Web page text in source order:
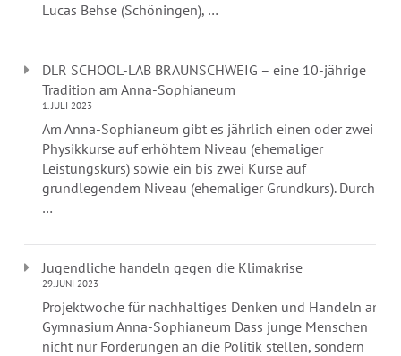
Lucas Behse (Schöningen), …
DLR SCHOOL-LAB BRAUNSCHWEIG – eine 10-jährige
Tradition am Anna-Sophianeum
1. JULI 2023
Am Anna-Sophianeum gibt es jährlich einen oder zwei
Physikkurse auf erhöhtem Niveau (ehemaliger
Leistungskurs) sowie ein bis zwei Kurse auf
grundlegendem Niveau (ehemaliger Grundkurs). Durch
…
Jugendliche handeln gegen die Klimakrise
29. JUNI 2023
Projektwoche für nachhaltiges Denken und Handeln am
Gymnasium Anna-Sophianeum Dass junge Menschen
nicht nur Forderungen an die Politik stellen, sondern